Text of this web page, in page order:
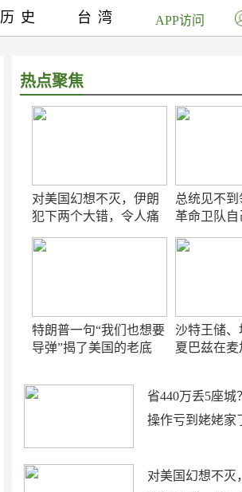
热点聚焦
对美国幻想不灭，伊朗
犯下两个大错，令人痛
总统见不到
革命卫队自
特朗普一句“我们也想要
导弹”揭了美国的老底
沙特王储、
夏巴兹在
省440万丢5座城
操作亏到姥姥家
对美国幻想不灭
历史 台湾 APP访问